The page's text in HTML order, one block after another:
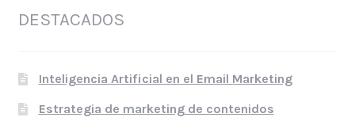
DESTACADOS
Inteligencia Artificial en el Email Marketing
Estrategia de marketing de contenidos